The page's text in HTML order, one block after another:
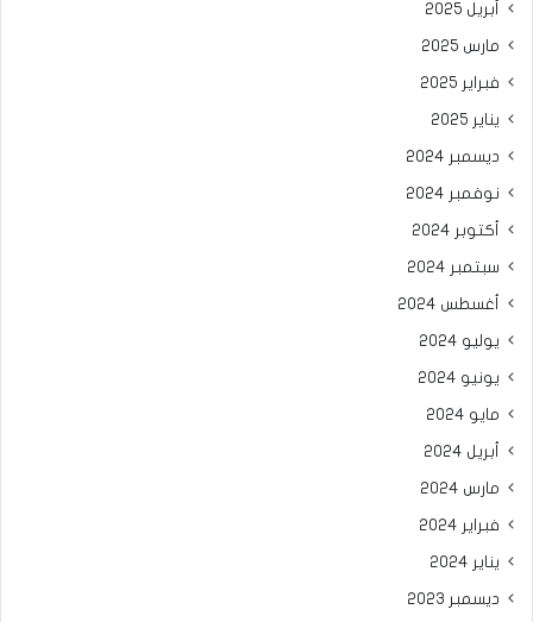
أبريل 2025
مارس 2025
فبراير 2025
يناير 2025
ديسمبر 2024
نوفمبر 2024
أكتوبر 2024
سبتمبر 2024
أغسطس 2024
يوليو 2024
يونيو 2024
مايو 2024
أبريل 2024
مارس 2024
فبراير 2024
يناير 2024
ديسمبر 2023